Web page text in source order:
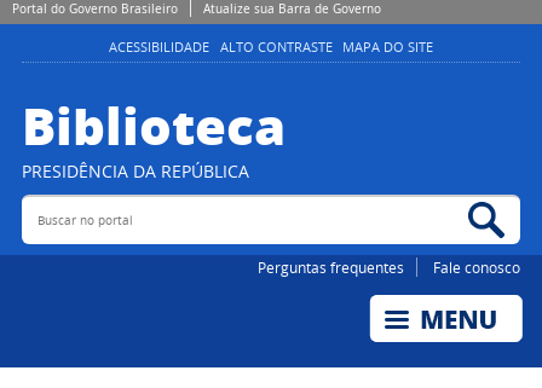
Portal do Governo Brasileiro Atualize sua Barra de Governo
ACESSIBILIDADE ALTO CONTRASTE MAPA DO SITE
Biblioteca
PRESIDÊNCIA DA REPÚBLICA
Buscar no portal
Perguntas frequentes Fale conosco